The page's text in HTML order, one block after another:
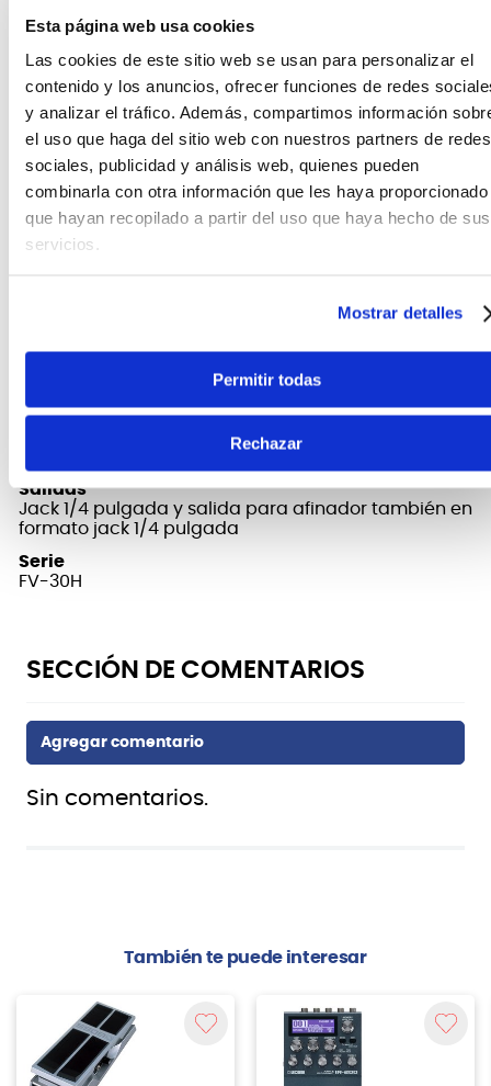
Esta página web usa cookies
Las cookies de este sitio web se usan para personalizar el
contenido y los anuncios, ofrecer funciones de redes
y analizar el tráfico. Además, compartimos información
el uso que haga del sitio web con nuestros partners de redes
sociales, publicidad y análisis web, quienes pueden
combinarla con otra información que les haya proporcionado
que hayan recopilado a partir del uso que haya hecho de sus
servicios.
Mostrar detalles
Permitir todas
Rechazar
gran ventaja para los músicos viajeros e intérpretes
de eventos que necesiten maximizar el uso del
espacio en la pedalera. FV-30H el pedal de alta-
impedancia (con salida dedicada al afinador) que
resulta ser el mejor para conectarlo directamente a
una guitarra o bajo eléctrico.
FICHA TÉCNICA Y DIMENSIONES
Boss
840 gramos
Salidas
Jack 1/4 pulgada y salida para afinador también en
formato jack 1/4 pulgada
Serie
FV-30H
Sin comentarios.
También te puede interesar